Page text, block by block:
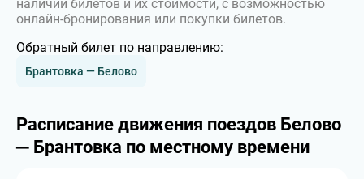
наличии билетов и их стоимости, с возможностью
онлайн-бронирования или покупки билетов.
Обратный билет по направлению:
Брантовка — Белово
Расписание движения поездов Белово
─ Брантовка по местному времени